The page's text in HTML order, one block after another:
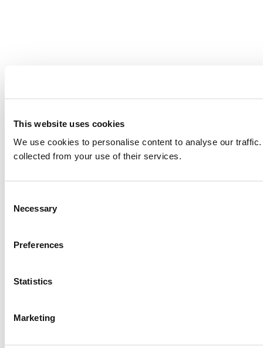
This website uses cookies
We use cookies to personalise content to analyse our
collected from your use of their services.
Selection
Necessary
Preferences
Statistics
Marketing